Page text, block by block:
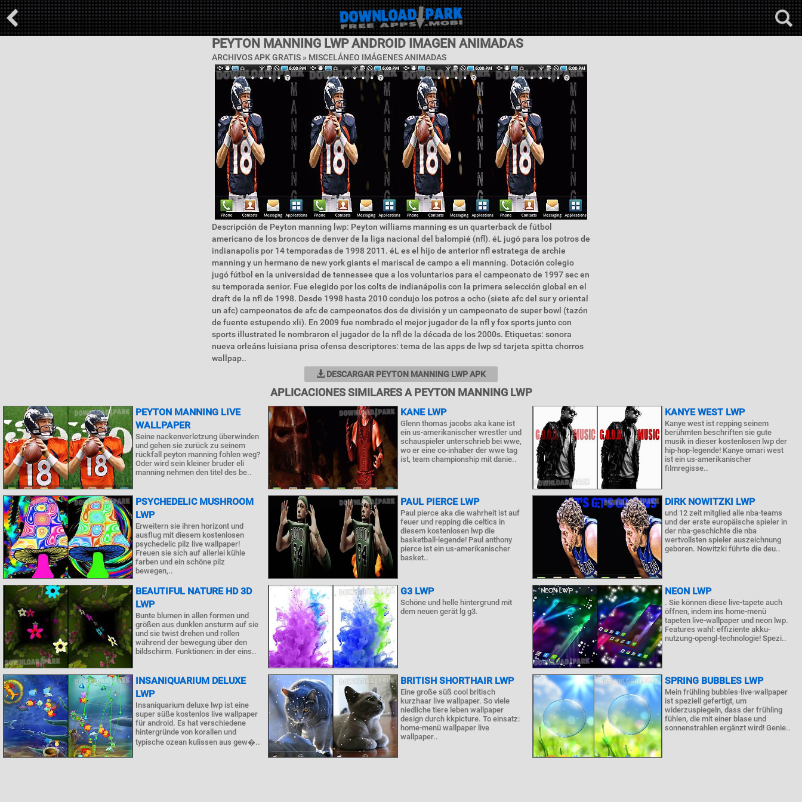
PEYTON MANNING LWP ANDROID IMAGEN ANIMADAS
ARCHIVOS APK GRATIS » MISCELÁNEO IMÁGENES ANIMADAS
Descripción de Peyton manning lwp: Peyton williams manning es un quarterback de fútbol
americano de los broncos de denver de la liga nacional del balompié (nfl). éL jugó para los potros de
indianapolis por 14 temporadas de 1998 2011. éL es el hijo de anterior nfl estratega de archie
manning y un hermano de new york giants el mariscal de campo a eli manning. Dotación colegio
jugó fútbol en la universidad de tennessee que a los voluntarios para el campeonato de 1997 sec en
su temporada senior. Fue elegido por los colts de indianápolis con la primera selección global en el
draft de la nfl de 1998. Desde 1998 hasta 2010 condujo los potros a ocho (siete afc del sur y oriental
un afc) campeonatos de afc de campeonatos dos de división y un campeonato de super bowl (tazón
de fuente estupendo xli). En 2009 fue nombrado el mejor jugador de la nfl y fox sports junto con
sports illustrated le nombraron el jugador de la nfl de la década de los 2000s. Etiquetas: sonora
nueva orleáns luisiana prisa ofensa descriptores: tema de las apps de lwp sd tarjeta spitta chorros
wallpap..
DESCARGAR PEYTON MANNING LWP APK
APLICACIONES SIMILARES A PEYTON MANNING LWP
PEYTON MANNING LIVE
WALLPAPER
Seine nackenverletzung überwinden
und gehen sie zurück zu seinem
rückfall peyton manning fohlen weg?
Oder wird sein kleiner bruder eli
manning nehmen den titel des be..
KANE LWP
Glenn thomas jacobs aka kane ist
ein us-amerikanischer wrestler und
schauspieler unterschrieb bei wwe,
wo er eine co-inhaber der wwe tag
ist, team championship mit danie..
KANYE WEST LWP
Kanye west ist repping seinem
berühmten beschriften sie gute
musik in dieser kostenlosen lwp der
hip-hop-legende! Kanye omari west
ist ein us-amerikanischer
filmregisse..
PSYCHEDELIC MUSHROOM
LWP
Erweitern sie ihren horizont und
ausflug mit diesem kostenlosen
psychedelic pilz live wallpaper!
Freuen sie sich auf allerlei kühle
farben und ein schöne pilz
bewegen,..
PAUL PIERCE LWP
Paul pierce aka die wahrheit ist auf
feuer und repping die celtics in
diesem kostenlosen lwp die
basketball-legende! Paul anthony
pierce ist ein us-amerikanischer
basket..
DIRK NOWITZKI LWP
und 12 zeit mitglied alle nba-teams
und der erste europäische spieler in
der nba-geschichte die nba
wertvollsten spieler auszeichnung
geboren. Nowitzki führte die deu..
BEAUTIFUL NATURE HD 3D
LWP
Bunte blumen in allen formen und
größen aus dunklen ansturm auf sie
und sie twist drehen und rollen
während der bewegung über den
bildschirm. Funktionen: in der eins..
G3 LWP
Schöne und helle hintergrund mit
dem neuen gerät lg g3.
NEON LWP
. Sie können diese live-tapete auch
öffnen, indem ins home-menü
tapeten live-wallpaper und neon lwp.
Features wahl: effiziente akku-
nutzung-opengl-technologie! Spezi..
INSANIQUARIUM DELUXE
LWP
Insaniquarium deluxe lwp ist eine
super süße kostenlos live wallpaper
für android. Es hat verschiedene
hintergründe von korallen und
typische ozean kulissen aus gew�..
BRITISH SHORTHAIR LWP
Eine große süß cool britisch
kurzhaar live wallpaper. So viele
niedliche tiere leben wallpaper
design durch kkpicture. To einsatz:
home-menü wallpaper live
wallpaper..
SPRING BUBBLES LWP
Mein frühling bubbles-live-wallpaper
ist speziell gefertigt, um
widerzuspiegeln, dass der frühling
fühlen, die mit einer blase und
sonnenstrahlen ergänzt wird! Genie..